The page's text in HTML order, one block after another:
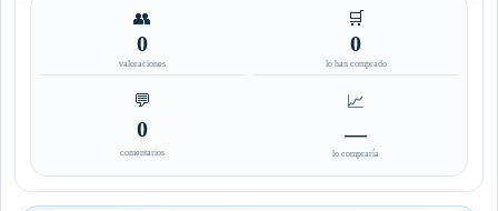
👥
0
valoraciones
🛒
0
lo han comprado
💬
0
comentarios
📈
—
lo compraría